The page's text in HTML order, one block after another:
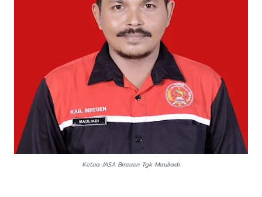
Ketua JASA Bireuen Tgk Mauliadi